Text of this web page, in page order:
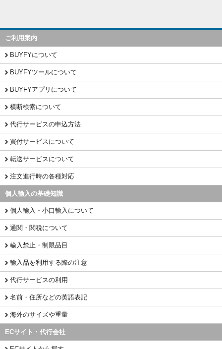
ご利用案内
BUYFYについて
BUYFYツールについて
BUYFYアプリについて
横断検索について
代行サービスの申込方法
買付サービスについて
転送サービスについて
注文進行時の各種対応
個人輸入の基礎知識
個人輸入・小口輸入について
通関・関税について
輸入禁止・制限品目
輸入品を利用する際の注意
代行サービスの利用
名前・住所などの英語表記
海外のサイズや重量
ECサイト・代行会社